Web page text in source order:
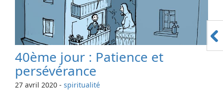
40ème jour : Patience et
persévérance
27 avril 2020 - spiritualité